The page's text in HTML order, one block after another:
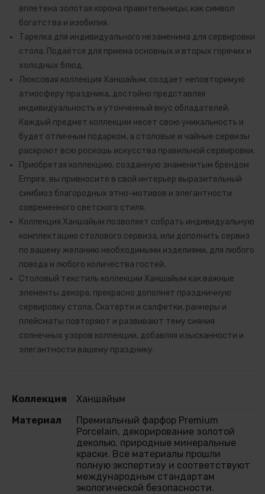
вплетена золотая корона правительницы, как символ
богатства и изобилия.
Тарелка для индивидуального незаменима для сервировки
стола. Подаётся для приёма основных и вторых горячих и
холодных блюд.
Люксовая коллекция Ханшайым, создает неповторимую
атмосферу праздника, достойно представляя
индивидуальность и утонченный вкус обладателей.
Каждый предмет коллекции несет свою уникальность и
будет отличным подарком, а столовые и чайные сервизы
раскроют всю роскошь искусства правильной сервировки.
Приобретая коллекцию, созданную знаменитым брендом
Empire, вы привносите в свой интерьер выразительный
симбиоз благородных этно-мотивов и элегантности
современного светского стиля.
Коллекция Ханшайым позволяет собрать индивидуальную
комплектацию столового сервиза, или дополнить сервиз
по вашему желанию необходимыми изделиями, для любого
повода и любого количества гостей.
Столовый текстиль коллекции Ханшайым как важные
элементы декора, прекрасно дополнят праздничную
сервировку стола. Скатерти и салфетки, раннеры и
плейсматы повторяют и развивают тему сияния
солнечных узоров коллекции, добавляя изысканности и
элегантности вашему празднику.
Коллекция
Ханшайым
Материал
Премиальный фарфор Premium
Porcelain, декорирование золотой
деколью, природные минеральные
краски. Все материалы прошли
полную экспертизу и соответствуют
международным стандартам
экологической безопасности.